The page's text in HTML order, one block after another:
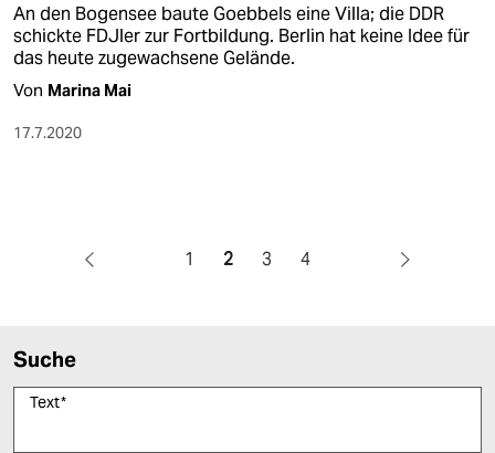
An den Bogensee baute Goebbels eine Villa; die DDR
schickte FDJler zur Fortbildung. Berlin hat keine Idee für
das heute zugewachsene Gelände.
Von Marina Mai
17.7.2020
1 2 3 4
Suche
Text*